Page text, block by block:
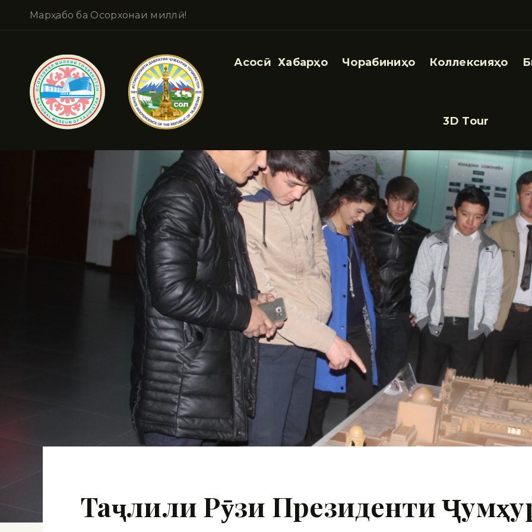
Марҳабо ба Осорхонаи миллӣ!
Асосӣ Хабарҳо Чорабиниҳо Коллексияҳо
3D Tour
Таҷлили Рӯзи Президенти